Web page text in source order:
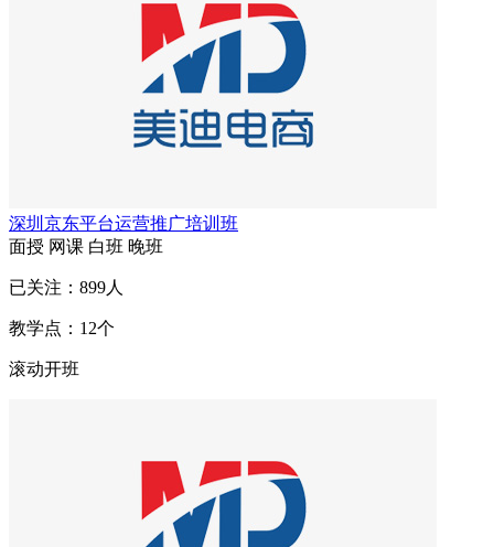
深圳京东平台运营推广培训班
面授 网课 白班 晚班
已关注： 899人
教学点： 12个
滚动开班